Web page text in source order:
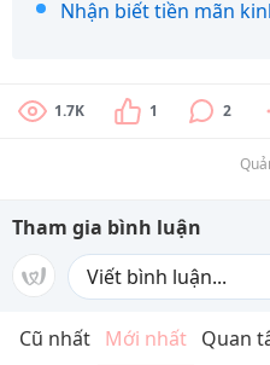
Nhận biết tiền mãn
1.7K 1 2
Tham gia bình luận
Cũ nhất Mới nhất Quan